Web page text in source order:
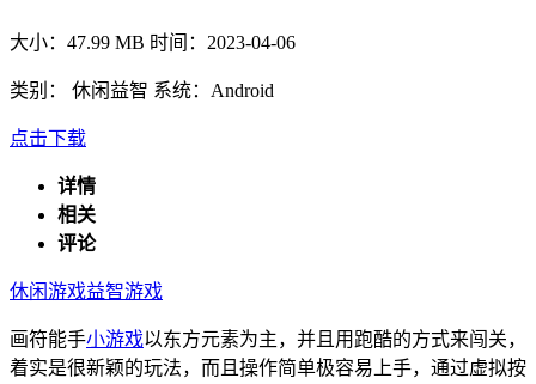
大小：47.99 MB 时间：2023-04-06
类别： 休闲益智 系统：Android
点击下载
详情
相关
评论
休闲游戏益智游戏
画符能手小游戏以东方元素为主，并且用跑酷的方式来闯关，
着实是很新颖的玩法，而且操作简单极容易上手，通过虚拟按